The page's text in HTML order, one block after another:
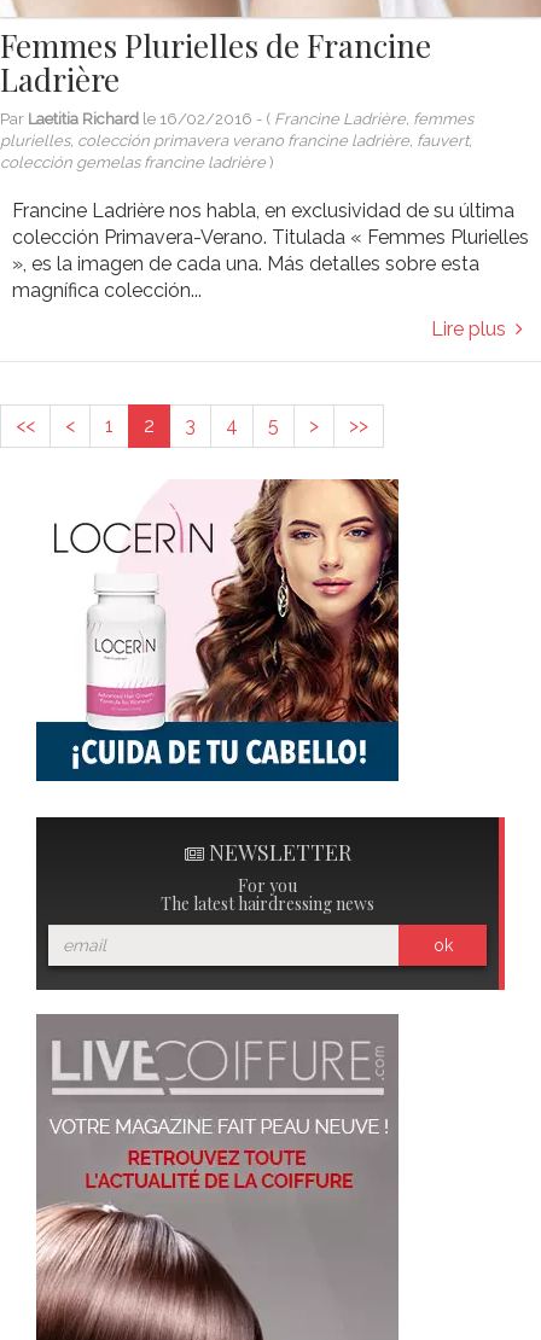
Femmes Plurielles de Francine
Ladrière
Par Laetitia Richard le 16/02/2016 - ( Francine Ladrière, femmes
plurielles, colección primavera verano francine ladrière, fauvert,
colección gemelas francine ladrière )
Francine Ladrière nos habla, en exclusividad de su última
colección Primavera-Verano. Titulada « Femmes Plurielles
», es la imagen de cada una. Más detalles sobre esta
magnífica colección...
Lire plus
<< < 1 2 3 4 5 > >>
NEWSLETTER
For you
The latest hairdressing news
ok